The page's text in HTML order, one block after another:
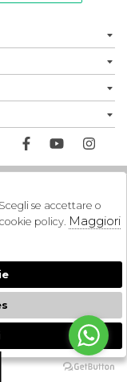
se accettare o
policy. Maggiori